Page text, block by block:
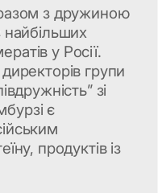
з дружиною
найбільших
у Росії.
групи
зі
є
продуктів із